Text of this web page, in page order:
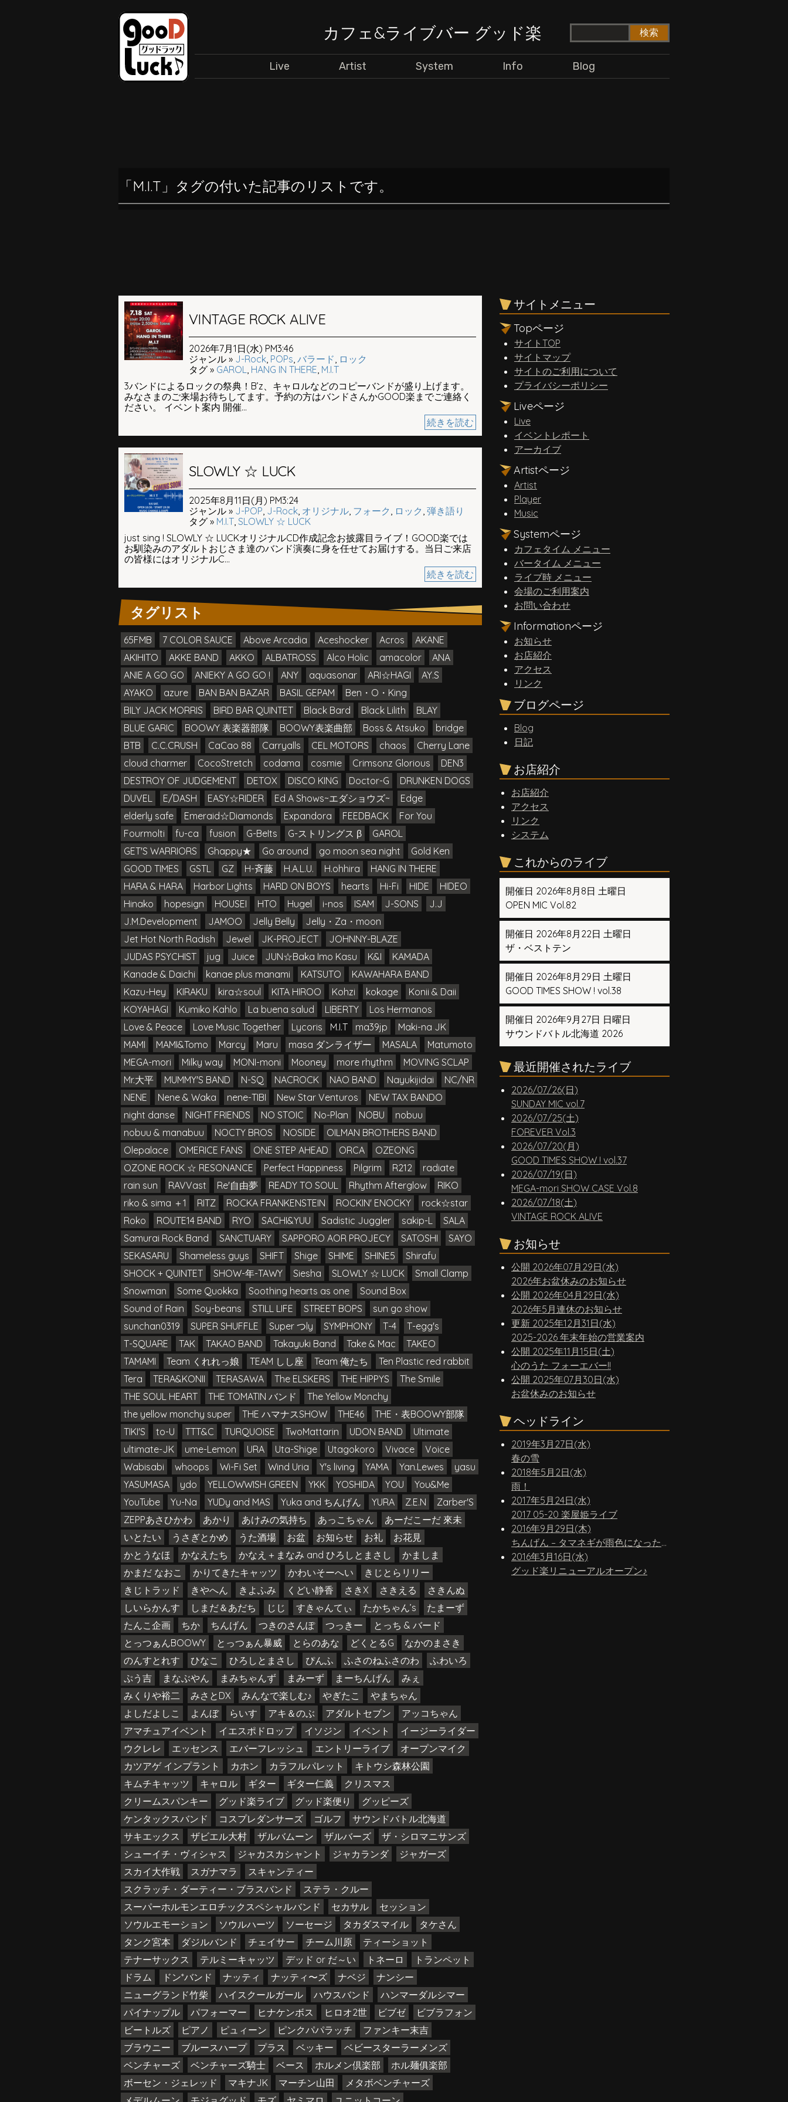
カフェ&ライブバー グッド楽
Live Artist System Info Blog
「M.I.T」タグの付いた記事のリストです。
VINTAGE ROCK ALIVE
2026年7月1日(水) PM3:46
ジャンル » J-Rock, POPs, バラード, ロック
タグ » GAROL, HANG IN THERE, M.I.T
3バンドによるロックの祭典！B’z、キャロルなどのコピーバンドが盛り上げます。
みなさまのご来場お待ちしてます。予約の方はバンドさんかGOOD楽までご連絡く
ださい。 イベント案内 開催...
続きを読む
SLOWLY ☆ LUCK
2025年8月11日(月) PM3:24
ジャンル » J-POP, J-Rock, オリジナル, フォーク , ロック , 弾き語り
タグ » M.I.T, SLOWLY ☆ LUCK
just sing ! SLOWLY ☆ LUCKオリジナルCD作成記念お披露目ライブ！GOOD楽では
お馴染みのアダルトおじさま達のバンド演奏に身を任せてお届けする。当日ご来店
の皆様にはオリジナルC...
続きを読む
タグリスト
65FMB 7 COLOR SAUCE Above Arcadia Aceshocker Acros
AKANE
AKIHITO
AKKE BAND AKKO ALBATROSS Alco Holic amacolor
ANA
ANIE A GO GO
ANIEKY A GO GO ! ANY aquasonar ARI☆HAGI
AY.S
AYAKO
azure BAN BAN BAZAR BASIL GEPAM
Ben・O・King
BILY JACK MORRIS
BIRD BAR QUINTET Black Bard Black Lilith
BLAY
BLUE GARIC
BOOWY 表楽器部隊 BOOWY表楽曲部 Boss & Atsuko
bridge
BTB
C.C.CRUSH CaCao 88 Carryalls CEL MOTORS chaos
Cherry Lane
cloud charmer
CocoStretch codama cosmie Crimsonz Glorious
DEN3
DESTROY OF JUDGEMENT
DETOX DISCO KING Doctor-G
DRUNKEN DOGS
DUVEL
E/DASH EASY☆RIDER Ed A Shows~エダショウズ~
Edge
elderly safe
Emeraid☆Diamonds Expandora FEEDBACK
For You
Fourmolti
fu-ca fusion G-BeIts G-ストリングス β
GAROL
GET'S WARRIORS
Ghappy★ Go around go moon sea night
Gold Ken
GOOD TIMES
GSTL GZ H-斉藤 H.A.L.U. H.ohhira
HANG IN THERE
HARA & HARA
Harbor Lights HARD ON BOYS hearts Hi-Fi HIDE
HIDEO
Hinako
hopesign HOUSEI HTO Hugel i-nos ISAM J-SONS
J.J
J.M.Development
JAMOO Jelly Belly
Jelly・Za・moon
Jet Hot North Radish
Jewel JK-PROJECT
JOHNNY-BLAZE
JUDAS PSYCHIST
jug Juice JUN☆Baka Imo Kasu K&I
KAMADA
Kanade & Daichi
kanae plus manami KATSUTO
KAWAHARA BAND
Kazu-Hey
KIRAKU kira☆soul KITA HIROO Kohzi kokage
Konii & Daii
KOYAHAGI
Kumiko Kahlo La buena salud LIBERTY
Los Hermanos
Love & Peace
Love Music Together Lycoris M.I.T ma39jp
Maki-na JK
MAMI
MAMI&Tomo Marcy Maru masa ダンライザー MASALA
Matumoto
MEGA-mori
Milky way MONI-moni Mooney more rhythm
MOVING SCLAP
Mr.大平
MUMMY'S BAND N-SQ NACROCK NAO BAND Nayukijidai
NC/NR
NENE
Nene & Waka nene-TIBI New Star Venturos
NEW TAX BANDO
night danse
NIGHT FRIENDS NO STOIC No-Plan NOBU
nobuu
nobuu & manabuu
NOCTY BROS NOSIDE
OILMAN BROTHERS BAND
Olepalace
OMERICE FANS ONE STEP AHEAD ORCA
OZEONG
OZONE ROCK ☆ RESONANCE
Perfect Happiness Pilgrim R212
radiate
rain sun
RAVVast Re'自由夢 READY TO SOUL Rhythm Afterglow
RIKO
riko & sima ＋1
RITZ ROCKA FRANKENSTEIN ROCKIN' ENOCKY
rock☆star
Roko
ROUTE14 BAND RYO SACHI&YUU Sadistic Juggler sakip-L
SALA
Samurai Rock Band
SANCTUARY SAPPORO AOR PROJECY SATOSHI
SAYO
SEKASARU
Shameless guys SHIFT Shige SHIME SHINE5
Shirafu
SHOCK + QUINTET
SHOW-年-TAWY Siesha SLOWLY ☆ LUCK
Small Clamp
Snowman
Some Quokka Soothing hearts as one
Sound Box
Sound of Rain
Soy-beans STILL LIFE STREET BOPS
sun go show
sunchan0319
SUPER SHUFFLE Super つly SYMPHONY T-4
T-egg's
T-SQUARE
TAK TAKAO BAND Takayuki Band Take & Mac
TAKEO
TAMAMI
Team くれれっ娘 TEAM しし座 Team 俺たち
Ten Plastic red rabbit
Tera
TERA&KONII TERASAWA The ELSKERS THE HIPPYS
The Smile
THE SOUL HEART
THE TOMATIN バンド
The Yellow Monchy
the yellow monchy super
THE ハマナスSHOW THE46
THE・表BOOWY部隊
TIKI'S
to-U TTT&C TURQUOISE TwoMattarin UDON BAND
Ultimate
ultimate-JK
ume-Lemon URA Uta-Shige Utagokoro Vivace
Voice
Wabisabi
whoops Wi-Fi Set Wind Uria Y's living YAMA Yan.Lewes
yasu
YASUMASA
ydo YELLOWWISH GREEN YKK YOSHIDA YOU
You&Me
YouTube
Yu-Na YUDy and MAS Yuka and ちんげん YURA Z.E.N
Zarber'S
ZEPPあさひかわ
あかり あけみの気持ち あっこちゃん
あーだこーだ 來未
いとたい
うさぎとかめ うた酒場 お盆 お知らせ お礼
お花見
かとうなほ
かなえたち かなえ＋まなみ and ひろしとまさし
かましま
かまだ なおこ
かりてきたキャッツ かわいそーへい
きじとらリリー
きじトラッド
きやへん きよふみ くどい静香 さきX さきえる
さきんぬ
しいらかんす
しまだ＆あだち じじ すきゃんてぃ たかちゃん’s
たまーず
たんこ企画
ちか ちんげん つきのさんぽ つっきー
とっち & バード
とっつぁんBOOWY
とっつぁん暴威 とらのあな どくとるG
なかのまさき
のんすとれす
ひなこ ひろしとまさし ぴんふ ふさのねふさのわ
ふわいろ
ぷう吉
まなぶやん まみちゃんず まみーず まーちんげん
みぇ
みくりや裕二
みさとDX みんなで楽しむ♪ やぎたこ
やまちゃん
よしだよしこ
よんぼ らいす アキ＆のぶ アダルトセブン
アッコちゃん
アマチュアイベント
イエスポドロップ イソジン イベント
イージーライダー
ウクレレ
エッセンス エバーフレッシュ エントリーライブ
オープンマイク
カツアゲ インプラント
カホン カラフルパレット
キトウシ森林公園
キムチキャッツ
キャロル ギター ギター仁義
クリスマス
クリームスパンキー
グッド楽ライブ グッド楽便り
グッピーズ
ケンタックスバンド
コスプレダンサーズ ゴルフ
サウンドバトル北海道
サキエックス
ザビエル大村 ザルバムーン ザルバーズ
ザ・シロマニサンズ
シューイチ・ヴィシャス
ジャカスカシャント ジャカランダ
ジャガーズ
スカイ大作戦
スガナマラ
スキャンティー
スクラッチ・ダーティー・ブラスバンド
ステラ・クルー
スーパーホルモンエロチックスペシャルバンド
セカサル
セッション
ソウルエモーション
ソウルハーツ ソーセージ タカダスマイル
タケさん
タンク宮本
ダジルバンド チェイサー チーム川原
ティーショット
テナーサックス
テルミーキャッツ デッド or だ～い トネーロ
トランペット
ドラム
ドン*バンド ナッティ ナッティ〜ズ ナベジ
ナンシー
ニューグランド竹柴
ハイスクールガール ハウスバンド
ハンマーダルシマー
パイナップル
パフォーマー ヒナケンボス ヒロオ2世 ビブゼ
ビブラフォン
ビートルズ
ピアノ ピュィーン ピンクパパラッチ
ファンキー末吉
ブラウニー
ブルースハープ プラス ベッキー
ベビースターラーメンズ
ベンチャーズ
ベンチャーズ騎士 ベース ホルメン倶楽部
ホル麺俱楽部
ボーセン・ジェレッド
マキナJK マーチン山田
メタボベンチャーズ
サイトメニュー
Topページ
サイトTOP
サイトマップ
サイトのご利用について
プライバシーポリシー
Liveページ
Live
イベントレポート
アーカイブ
Artistページ
Artist
Player
Music
Systemページ
カフェタイム メニュー
バータイム メニュー
ライブ時 メニュー
会場のご利用案内
お問い合わせ
Informationページ
お知らせ
お店紹介
アクセス
リンク
ブログページ
Blog
日記
お店紹介
お店紹介
アクセス
リンク
システム
これからのライブ
開催日 2026年8月8日 土曜日
OPEN MIC Vol.82
開催日 2026年8月22日 土曜日
ザ・ベストテン
開催日 2026年8月29日 土曜日
GOOD TIMES SHOW ! vol.38
開催日 2026年9月27日 日曜日
サウンドバトル北海道 2026
最近開催されたライブ
2026/07/26(日)
SUNDAY MIC vol.7
2026/07/25(土)
FOREVER Vol.3
2026/07/20(月)
GOOD TIMES SHOW ! vol.37
2026/07/19(日)
MEGA-mori SHOW CASE Vol.8
2026/07/18(土)
VINTAGE ROCK ALIVE
お知らせ
公開 2026年07月29日(水)
2026年お盆休みのお知らせ
公開 2026年04月29日(水)
2026年5月連休のお知らせ
更新 2025年12月31日(水)
2025-2026 年末年始の営業案内
公開 2025年11月15日(土)
心のうた フォーエバー!!
公開 2025年07月30日(水)
お盆休みのお知らせ
ヘッドライン
2019年3月27日(水)
春の雪
2018年5月2日(水)
雨！
2017年5月24日(水)
2017 05-20 楽屋姫ライブ
2016年9月29日(木)
ちんげん – タマネギが雨色になったら
2016年3月16日(水)
グッド楽リニューアルオープン♪